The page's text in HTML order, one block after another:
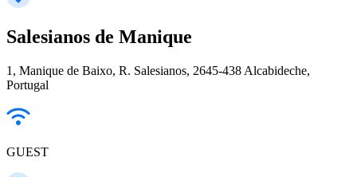
Salesianos de Manique
1, Manique de Baixo, R. Salesianos, 2645-438 Alcabideche,
Portugal
GUEST